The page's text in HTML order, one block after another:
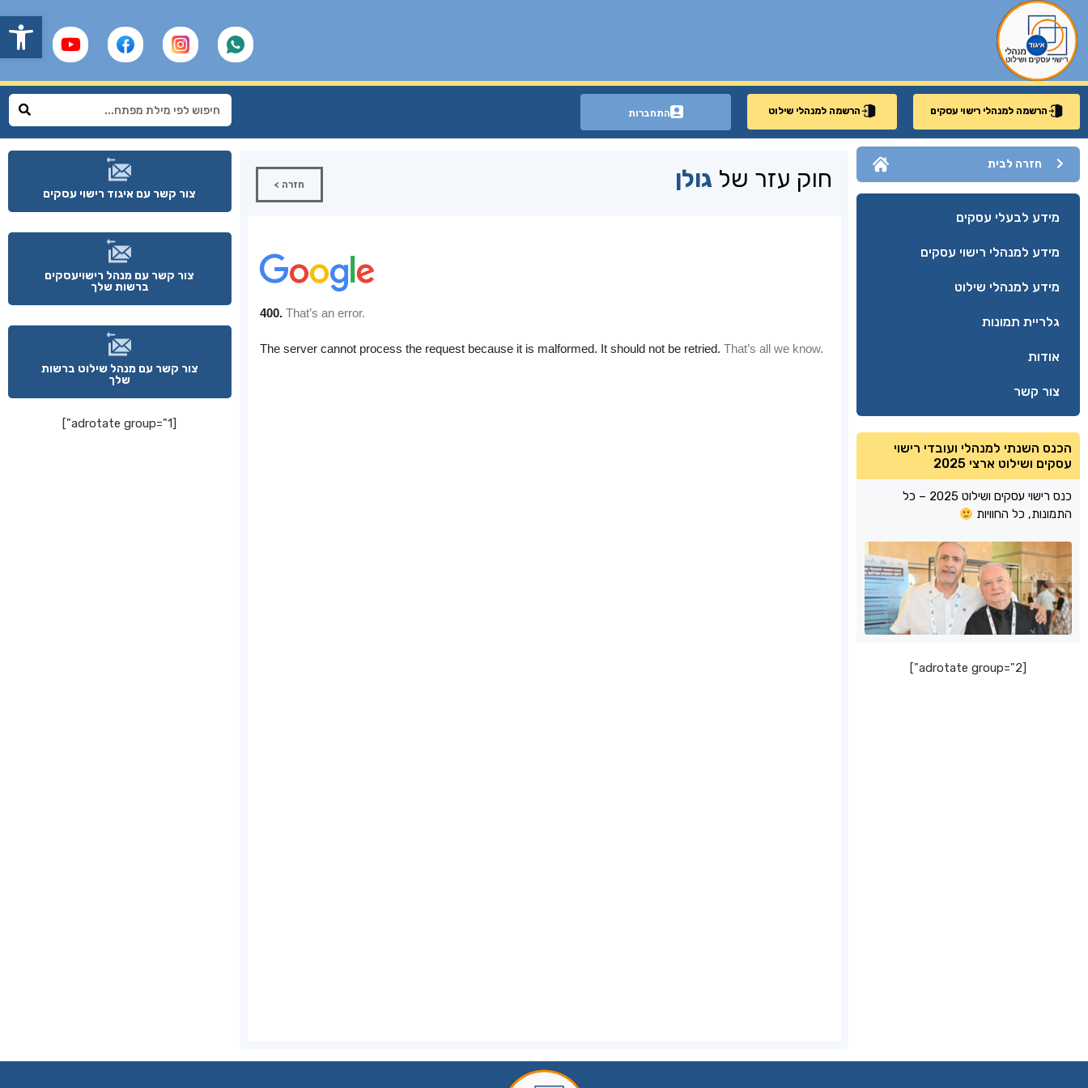
הרשמה למנהלי רישוי עסקים הרשמה למנהלי שילוט התחברות
חזרה לבית
מידע לבעלי עסקים
מידע למנהלי רישוי עסקים
מידע למנהלי שילוט
גלריית תמונות
אודות
צור קשר
הכנס השנתי למנהלי ועובדי רישוי
עסקים ושילוט ארצי 2025
כנס רישוי עסקים ושילוט 2025 – כל
התמונות, כל החוויות
[adrotate group="2"]
חוק עזר של גולן חזרה >
צור קשר עם איגוד רישוי עסקים
צור קשר עם מנהל רישויעסקים
ברשות שלך
צור קשר עם מנהל שילוט ברשות
שלך
[adrotate group="1"]